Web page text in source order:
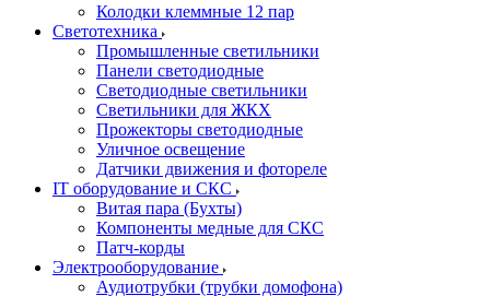
Колодки клеммные 12 пар
Светотехника
Промышленные светильники
Панели светодиодные
Светодиодные светильники
Светильники для ЖКХ
Прожекторы светодиодные
Уличное освещение
Датчики движения и фотореле
IT оборудование и СКС
Витая пара (Бухты)
Компоненты медные для СКС
Патч-корды
Электрооборудование
Аудиотрубки (трубки домофона)